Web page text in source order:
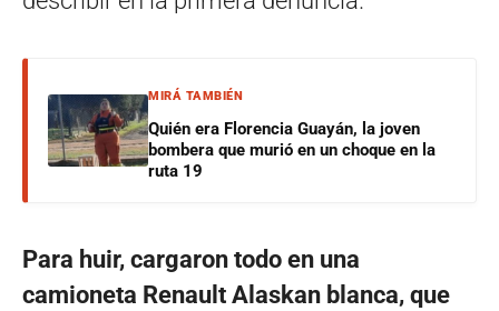
MIRÁ TAMBIÉN
Quién era Florencia Guayán, la joven
bombera que murió en un choque en la
ruta 19
Para huir, cargaron todo en una
camioneta Renault Alaskan blanca, que